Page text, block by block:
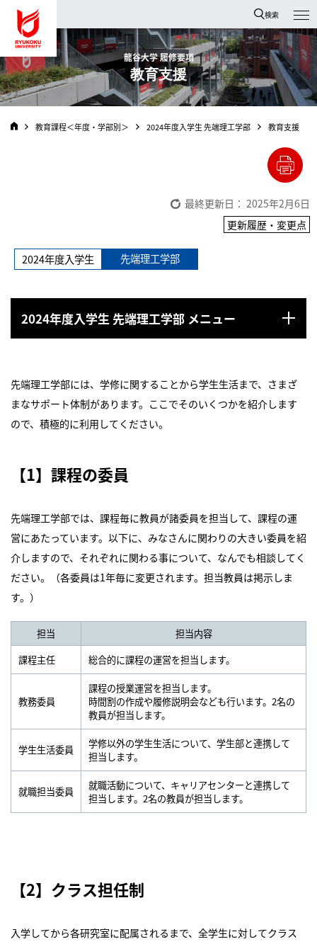
検索
龍谷大学 履修要項
教育支援
教育課程＜年度・学部別＞ 2024年度入学生 先端理工学部 教育支援
最終更新日： 2025年2月6日
更新履歴・変更点
2024年度入学生 先端理工学部
2024年度入学生 先端理工学部 メニュー
先端理工学部には、学修に関することから学生生活まで、さまざ
まなサポート体制があります。ここでそのいくつかを紹介します
ので、積極的に利用してください。
【1】課程の委員
先端理工学部では、課程毎に教員が諸委員を担当して、課程の運
営にあたっています。以下に、みなさんに関わりの大きい委員を紹
介しますので、それぞれに関わる事について、なんでも相談してく
ださい。（各委員は1年毎に変更されます。担当教員は掲示しま
す。）
担当
担当内容
課程主任
総合的に課程の運営を担当します。
教務委員
課程の授業運営を担当します。
時間割の作成や履修説明会なども行います。2名の
教員が担当します。
学生生活委員
学修以外の学生生活について、学生部と連携して
担当します。
就職担当委員
就職活動について、キャリアセンターと連携して
担当します。2名の教員が担当します。
【2】クラス担任制
入学してから各研究室に配属されるまで、全学生に対してクラス